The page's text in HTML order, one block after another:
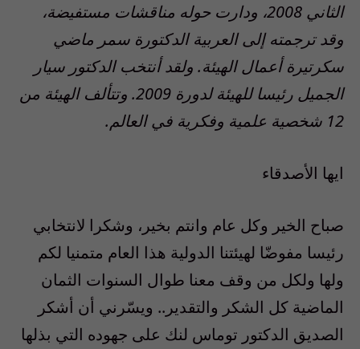
الثاني 2008، ودارت حوله مناقشات مستفيضة،
وقد ترجمته إلى العربية الدكتورة سمر ماضي
سكرتيرة أعمال الهيئة. ولقد أنتخب الدكتور سيار
الجميل رئيسا للهيئة لدورة 2009. وتتألف الهيئة من
12 شخصية علمية وفكرية في العالم.
ايها الأصدقاء
صباح الخير وكل عام وانتم بخير، وشكرا لانتخابي
رئيسا مفوضّا لهيئتنا الدولية هذا العام متمنيا لكم
ولها ولكل من وقف معنا طوال السنوات الثمان
الماضية كل الشكر والتقدير.. ويسّرني أن أشكر
الصديق الدكتور توماس لنك على جهوده التي بذلها